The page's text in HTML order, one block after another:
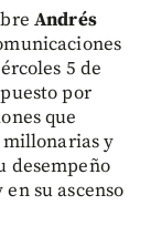
Andrés
5 de
por
que
millonarias y
desempeño
su ascenso